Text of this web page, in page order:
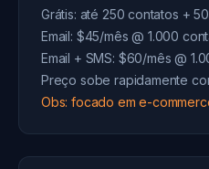
Grátis: até 250 contatos +
Email: $45/mês @ 1.000
Email + SMS: $60/mês @
Preço sobe rapidamente
Obs: focado em e-